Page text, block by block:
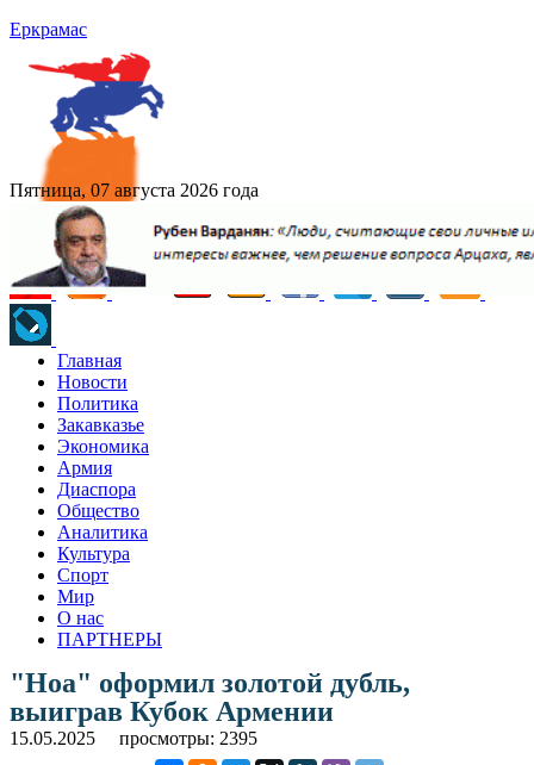
Еркрамас
Пятница, 07 августа 2026 года
Главная
Новости
Политика
Закавказье
Экономика
Армия
Диаспора
Общество
Аналитика
Культура
Спорт
Мир
О нас
ПАРТНЕРЫ
"Ноа" оформил золотой дубль,
выиграв Кубок Армении
15.05.2025 просмотры: 2395